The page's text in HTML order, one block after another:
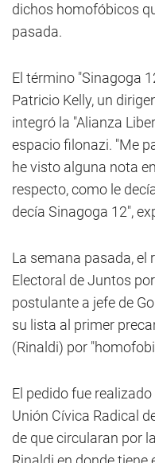
dichos homofóbicos
pasada.
El término "Sinagoga
Patricio Kelly, un
integró la "Alianza
espacio filonazi. "Me
he visto alguna nota
respecto, como le
decía Sinagoga 12",
La semana pasada,
Electoral de Juntos
postulante a jefe de
su lista al primer
(Rinaldi) por
El pedido fue
Unión Cívica Radical
de que circularan por